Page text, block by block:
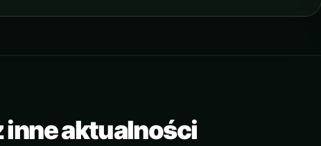
inne aktualności
SIERPNIA 2017